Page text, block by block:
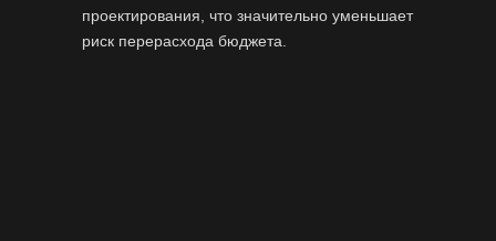
проектирования, что значительно уменьшает
риск перерасхода бюджета.